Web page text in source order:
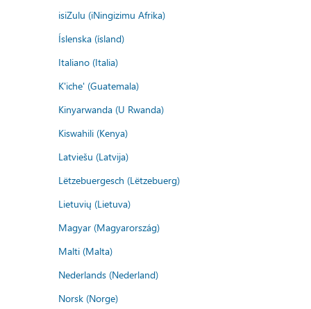
isiZulu (iNingizimu Afrika)
Íslenska (ísland)
Italiano (Italia)
K'iche' (Guatemala)
Kinyarwanda (U Rwanda)
Kiswahili (Kenya)
Latviešu (Latvija)
Lëtzebuergesch (Lëtzebuerg)
Lietuvių (Lietuva)
Magyar (Magyarország)
Malti (Malta)
Nederlands (Nederland)
Norsk (Norge)